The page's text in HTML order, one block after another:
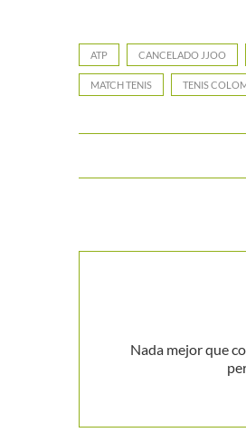
ATP CANCELADO JJOO
MATCH TENIS TENIS
Nada mejor que